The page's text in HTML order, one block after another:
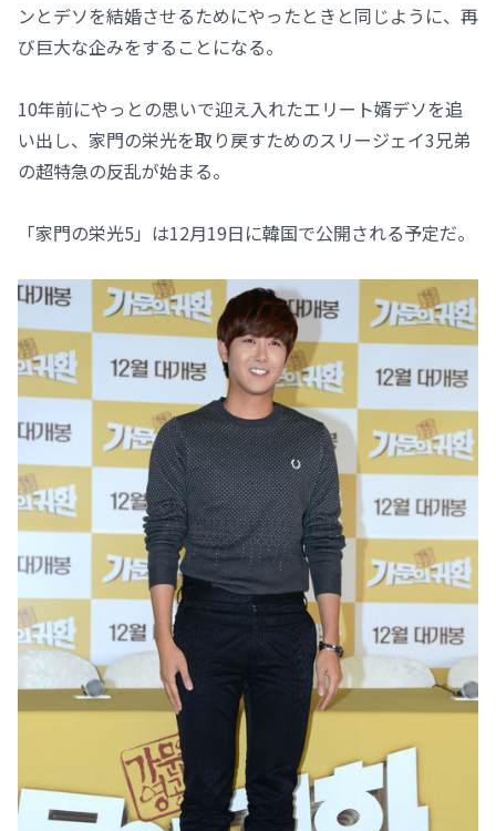
ンとデソを結婚させるためにやったときと同じように、再
び巨大な企みをすることになる。
10年前にやっとの思いで迎え入れたエリート婿デソを追
い出し、家門の栄光を取り戻すためのスリージェイ3兄弟
の超特急の反乱が始まる。
「家門の栄光5」は12月19日に韓国で公開される予定だ。